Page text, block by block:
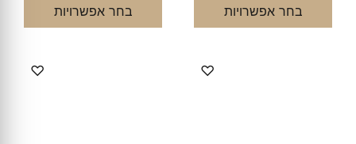
בחר אפשרויות
בחר אפשרויות
♡
♡